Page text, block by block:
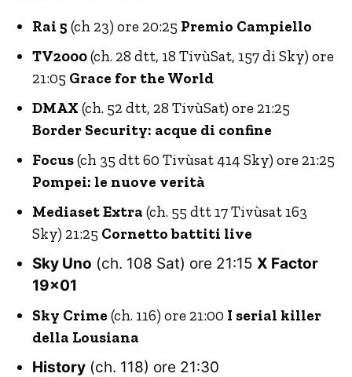
Rai 5 (ch 23) ore 20:25 Premio Campiello
TV2000(ch. 28 dtt, 18 TivùSat, 157 di Sky) ore
21:05 Grace for the World
DMAX (ch. 52 dtt, 28 TivùSat) ore 21:25
Border Security: acque di confine
Focus(ch 35 dtt 60 Tivùsat 414 Sky) ore 21:25
Pompei: le nuove verità
Mediaset Extra (ch. 55 dtt 17 Tivùsat 163
Sky) 21:25 Cornetto battiti live
Sky Uno (ch. 108 Sat) ore 21:15 X Factor
19×01
Sky Crime (ch. 116) ore 21:00 I serial killer
della Lousiana
History (ch. 118) ore 21:30